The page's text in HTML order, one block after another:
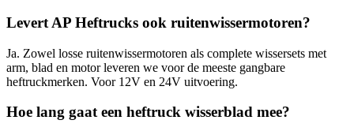
Levert AP Heftrucks ook ruitenwissermotoren?
Ja. Zowel losse ruitenwissermotoren als complete wissersets met
arm, blad en motor leveren we voor de meeste gangbare
heftruckmerken. Voor 12V en 24V uitvoering.
Hoe lang gaat een heftruck wisserblad mee?